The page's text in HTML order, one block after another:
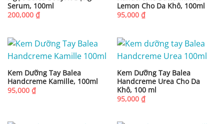
Serum, 100ml
200,000 ₫
Lemon Cho Da Khô, 100ml
95,000 ₫
Kem Dưỡng Tay Balea
Handcreme Kamille, 100ml
95,000 ₫
Kem Dưỡng Tay Balea
Handcreme Urea Cho Da
Khô, 100 ml
95,000 ₫